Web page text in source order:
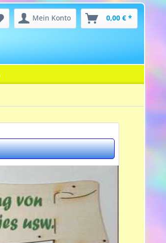
Mein Konto 0,00 € *